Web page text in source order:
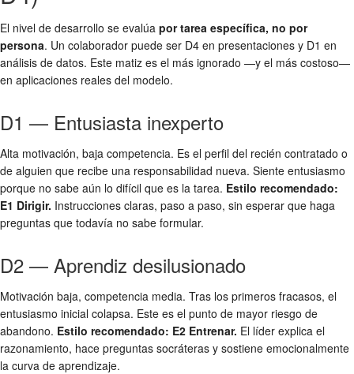
El nivel de desarrollo se evalúa por tarea específica, no por
persona. Un colaborador puede ser D4 en presentaciones y D1 en
análisis de datos. Este matiz es el más ignorado —y el más costoso—
en aplicaciones reales del modelo.
D1 — Entusiasta inexperto
Alta motivación, baja competencia. Es el perfil del recién contratado o
de alguien que recibe una responsabilidad nueva. Siente entusiasmo
porque no sabe aún lo difícil que es la tarea. Estilo recomendado:
E1 Dirigir. Instrucciones claras, paso a paso, sin esperar que haga
preguntas que todavía no sabe formular.
D2 — Aprendiz desilusionado
Motivación baja, competencia media. Tras los primeros fracasos, el
entusiasmo inicial colapsa. Este es el punto de mayor riesgo de
abandono. Estilo recomendado: E2 Entrenar. El líder explica el
razonamiento, hace preguntas socráteras y sostiene emocionalmente
la curva de aprendizaje.